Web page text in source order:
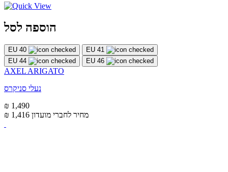
הוספה לסל
EU 40
EU 41
EU 44
EU 46
AXEL ARIGATO
נעלי סניקרס
₪ 1,490
₪ 1,416 מחיר לחברי מועדון